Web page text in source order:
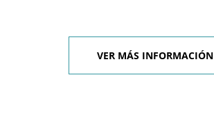
VER MÁS INFORMACIÓN